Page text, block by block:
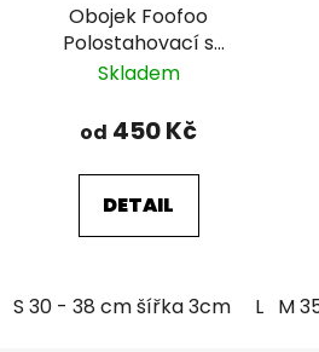
Obojek Foofoo
Polostahovací s
řetízkem - Pink II.
Skladem
od 450 Kč
DETAIL
S 30 - 38 cm šířka 3cm L 39 -
M